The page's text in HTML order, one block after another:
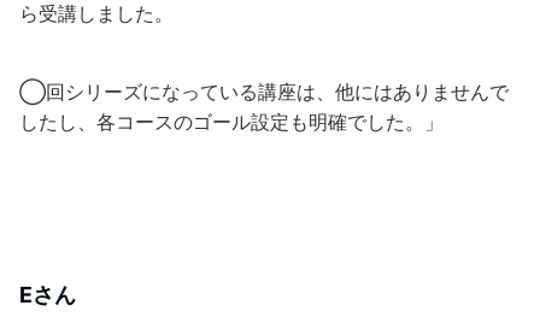
ら受講しました。
◯回シリーズになっている講座は、他にはありませんで
したし、各コースのゴール設定も明確でした。」
Eさん